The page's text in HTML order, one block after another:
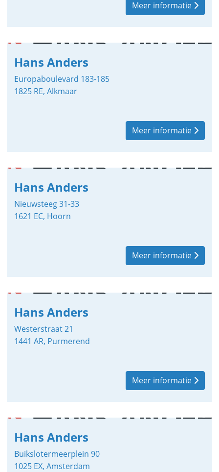
Meer informatie
Hans Anders
Europaboulevard 183-185
1825 RE, Alkmaar
Meer informatie
Hans Anders
Nieuwsteeg 31-33
1621 EC, Hoorn
Meer informatie
Hans Anders
Westerstraat 21
1441 AR, Purmerend
Meer informatie
Hans Anders
Buikslotermeerplein 90
1025 EX, Amsterdam